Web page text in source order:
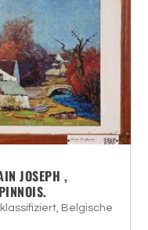
JOSEPH ,
, Belgische